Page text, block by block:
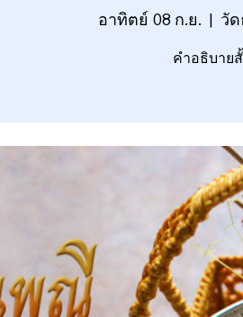
อาทิตย์ 08 ก.ย.
  |
วั
คำอธิบาย